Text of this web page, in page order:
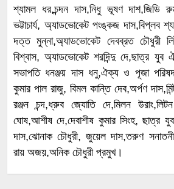
শ্যামল ধর,চন্দন দাস,নিধু ভূষণ দাশ,জিডি
ভট্টাচার্য, অ্যাডভোকেট পংঙ্কজ দাস,বিপ্লব
দত্ত মুন্না,অ্যাডভোকেট দেবব্রত চৌধুরী
বিশ্বাস, অ্যাডভোকেট শরদিন্দু দে,ছাত্র যুব
সভাপতি ধনঞ্জয় দাস ধনু,ঐক্য ও পূজা
কুমার পাল রাজু, বিমল কান্তি দেব,অর্পণ
রঞ্জন চন্দ,ধ্রুব জ্যোতি দে,মিলন
ঘোষ,আশীষ দে,দেবাশীষ কুমার সিংহ, ছাত্র
দাস,ঝোনাক চৌধুরী, জুয়েল দাস,তরুণ
রায় অজয়,অনিক চৌধুরী প্রমুখ।